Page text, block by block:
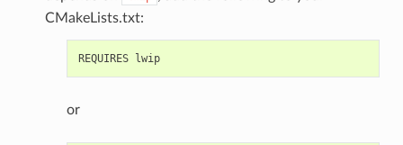
CMakeLists.txt:
REQUIRES lwip
or